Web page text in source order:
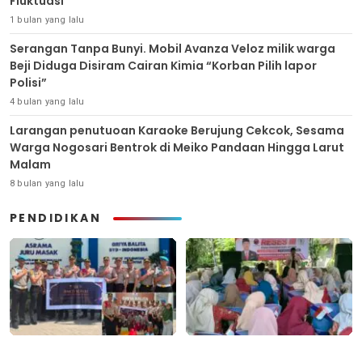
1 bulan yang lalu
Serangan Tanpa Bunyi. Mobil Avanza Veloz milik warga
Beji Diduga Disiram Cairan Kimia “Korban Pilih lapor
Polisi”
4 bulan yang lalu
Larangan penutuoan Karaoke Berujung Cekcok, Sesama
Warga Nogosari Bentrok di Meiko Pandaan Hingga Larut
Malam
8 bulan yang lalu
PENDIDIKAN